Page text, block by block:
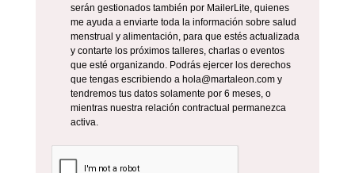
serán gestionados también por MailerLite, quienes
me ayuda a enviarte toda la información sobre salud
menstrual y alimentación, para que estés actualizada
y contarte los próximos talleres, charlas o eventos
que esté organizando. Podrás ejercer los derechos
que tengas escribiendo a hola@martaleon.com y
tendremos tus datos solamente por 6 meses, o
mientras nuestra relación contractual permanezca
activa.